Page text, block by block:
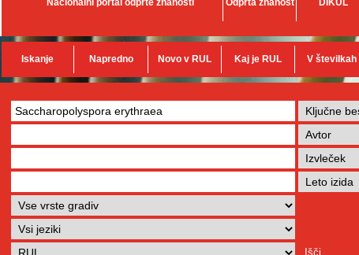
Nacionalni portal odprte znanosti Odprta znanost DiKUL
Iskanje Napredno Novo v RUL Kaj je RUL V številkah
Išči